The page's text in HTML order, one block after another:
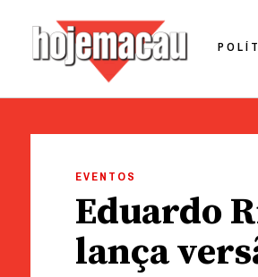
EVENTOS
Eduardo
lança